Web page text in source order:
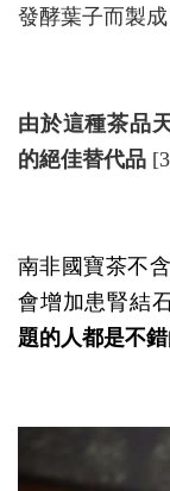
發酵葉子而製
由於這種茶品
的絕佳替代品
南非國寶茶不
會增加患腎結
題的人都是不